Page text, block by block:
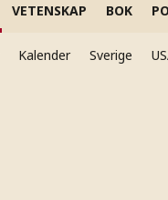
VETENSKAP BOK
Kalender Sverige